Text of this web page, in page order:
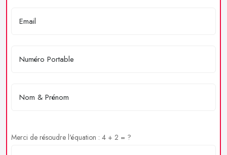
Merci de résoudre l'équation : 4 + 2 = ?